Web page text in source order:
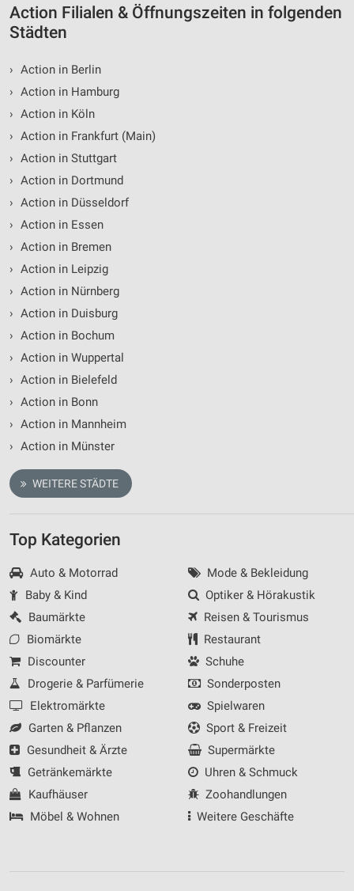
Action Filialen & Öffnungszeiten in folgenden
Städten
› Action in Berlin
› Action in Hamburg
› Action in Köln
› Action in Frankfurt (Main)
› Action in Stuttgart
› Action in Dortmund
› Action in Düsseldorf
› Action in Essen
› Action in Bremen
› Action in Leipzig
› Action in Nürnberg
› Action in Duisburg
› Action in Bochum
› Action in Wuppertal
› Action in Bielefeld
› Action in Bonn
› Action in Mannheim
› Action in Münster
WEITERE STÄDTE
Top Kategorien
Auto & Motorrad
Baby & Kind
Baumärkte
Biomärkte
Discounter
Drogerie & Parfümerie
Elektromärkte
Garten & Pflanzen
Gesundheit & Ärzte
Getränkemärkte
Kaufhäuser
Möbel & Wohnen
Mode & Bekleidung
Optiker & Hörakustik
Reisen & Tourismus
Restaurant
Schuhe
Sonderposten
Spielwaren
Sport & Freizeit
Supermärkte
Uhren & Schmuck
Zoohandlungen
Weitere Geschäfte
Quellen
Entwicklung und Verbesserung der Angebote
Verwendung reduzierter Daten zur Auswahl von
Inhalten
IAB-Besonderheiten:
Verwendung genauer Standortdaten
Geräte anhand von aktiv angeforderten
Informationen identifizieren
Nicht-IAB-Verarbeitungszwecke:
Notwendig
Performance
Funktional
Werbung